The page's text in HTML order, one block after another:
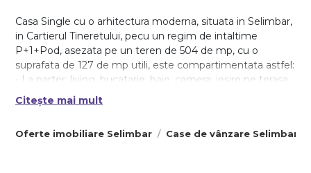
Oferte imobiliare Selimbar Case de vânzare Selimbar
Casa Single cu o arhitectura moderna, situata in Selimbar,
in Cartierul Tineretului, pecu un regim de intaltime
P+1+Pod, asezata pe un teren de 504 de mp, cu o
suprafata de 127 de mp utili, este compartimentata astfel:
- La parter: living, bucatarie, baie, camera, iesire pe terasa,
hol si acces inspre carport;
- La etaj: 3 dormitoare,2 baie, dressing, casa scarii, balcon;
- Casa se preda 'LA ROSU' la INTERIOR cu materiale de
Citește mai mult